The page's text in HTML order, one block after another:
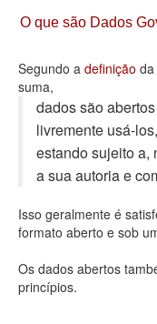
Dados
Planejamento
Catálogo de dados
Processo Legislativo
Deputados
Administração
Legislação
Agenda
O que são Dados
Segundo a definição
suma,
dados são
livremente usá-
estando sujeito a,
a sua autoria e
Isso geralmente é
formato aberto e sob
Os dados abertos
princípios.